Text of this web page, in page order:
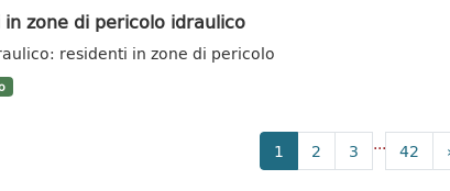
in zone di pericolo idraulico
residenti in zone di pericolo
1 2 3 ... 42